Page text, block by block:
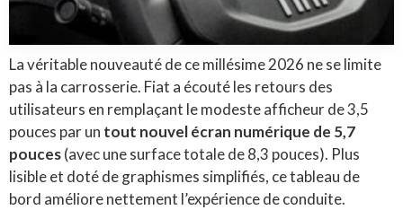
La véritable nouveauté de ce millésime 2026 ne se limite
pas à la carrosserie. Fiat a écouté les retours des
utilisateurs en remplaçant le modeste afficheur de 3,5
pouces par un tout nouvel écran numérique de 5,7
pouces(avec une surface totale de 8,3 pouces). Plus
lisible et doté de graphismes simplifiés, ce tableau de
bord améliore nettement l’expérience de conduite.